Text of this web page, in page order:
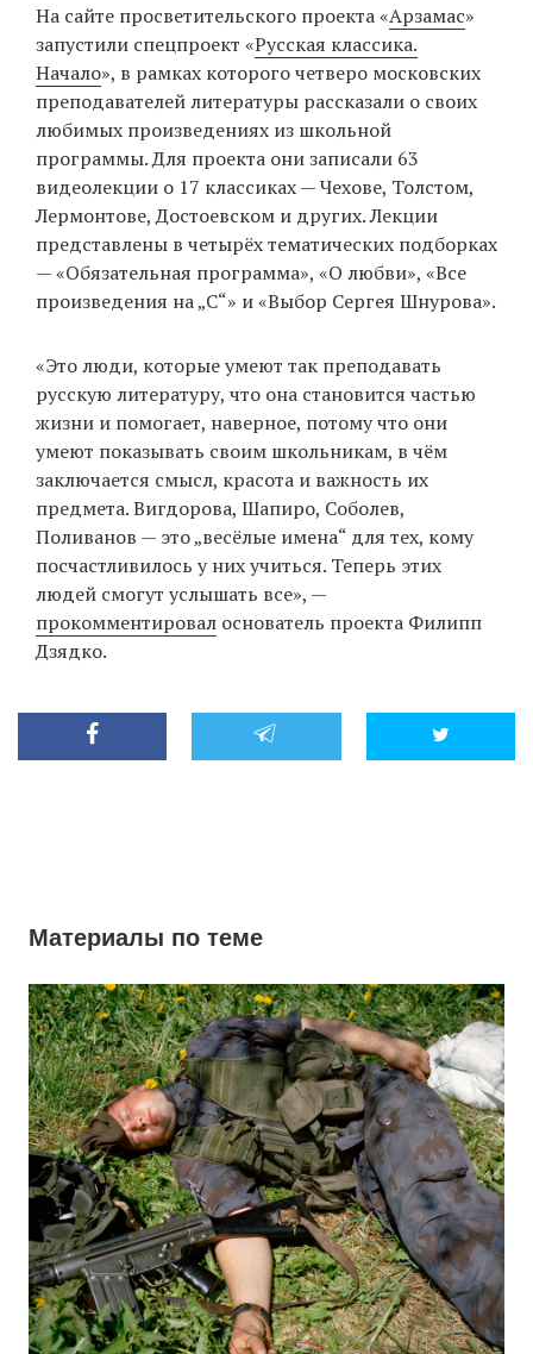
EN
UA
На сайте просветительского проекта «Арзамас»
запустили спецпроект «Русская классика.
Начало», в рамках которого четверо московских
преподавателей литературы рассказали о своих
любимых произведениях из школьной
программы. Для проекта они записали 63
видеолекции о 17 классиках — Чехове, Толстом,
Лермонтове, Достоевском и других. Лекции
представлены в четырёх тематических подборках
— «Обязательная программа», «О любви», «Все
произведения на „С“» и «Выбор Сергея Шнурова».
«Это люди, которые умеют так преподавать
русскую литературу, что она становится частью
жизни и помогает, наверное, потому что они
умеют показывать своим школьникам, в чëм
заключается смысл, красота и важность их
предмета. Вигдорова, Шапиро, Соболев,
Поливанов — это „весëлые имена“ для тех, кому
посчастливилось у них учиться. Теперь этих
людей смогут услышать все», —
прокомментировал основатель проекта Филипп
Дзядко.
Материалы по теме